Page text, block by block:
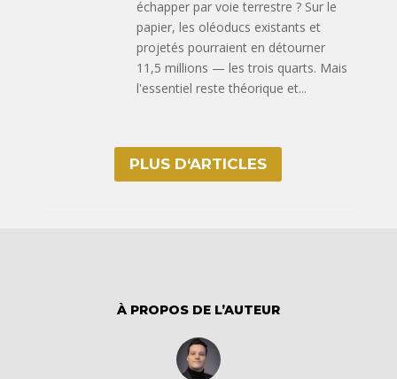
échapper par voie terrestre ? Sur le
papier, les oléoducs existants et
projetés pourraient en détourner
11,5 millions — les trois quarts. Mais
l'essentiel reste théorique et...
PLUS D‘ARTICLES
À PROPOS DE L’AUTEUR